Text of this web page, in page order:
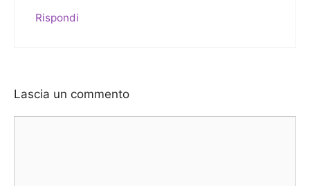
Rispondi
Lascia un commento